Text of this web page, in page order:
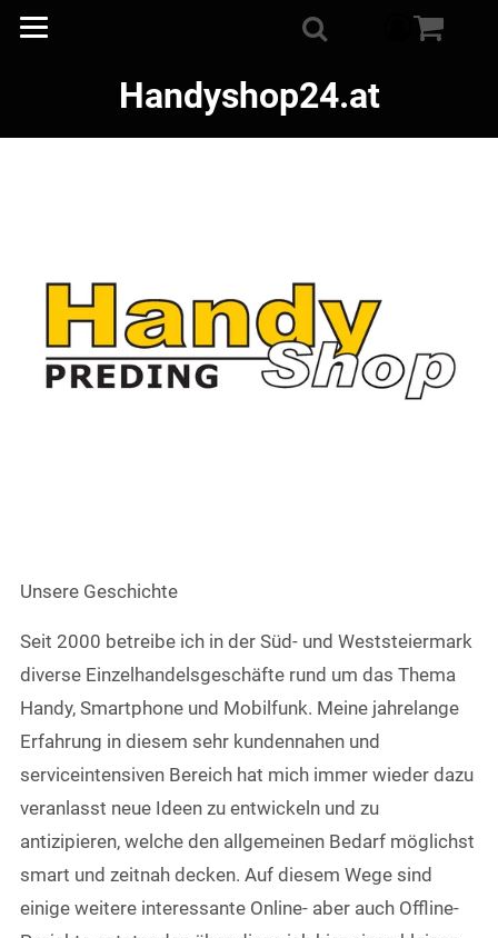
Handyshop24.at
Unsere Geschichte
Seit 2000 betreibe ich in der Süd- und Weststeiermark
diverse Einzelhandelsgeschäfte rund um das Thema
Handy, Smartphone und Mobilfunk. Meine jahrelange
Erfahrung in diesem sehr kundennahen und
serviceintensiven Bereich hat mich immer wieder dazu
veranlasst neue Ideen zu entwickeln und zu
antizipieren, welche den allgemeinen Bedarf möglichst
smart und zeitnah decken. Auf diesem Wege sind
einige weitere interessante Online- aber auch Offline-